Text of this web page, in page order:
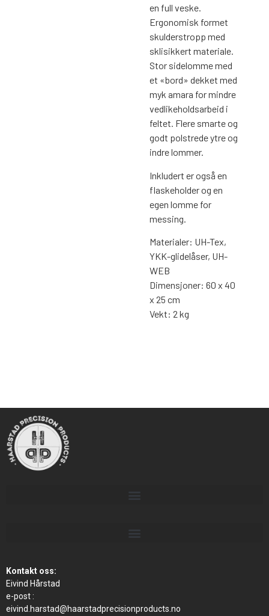
en full veske.
Ergonomisk formet
skulderstropp med
sklisikkert materiale.
Stor sidelomme med
et «bord» dekket med
myk amara for mindre
vedlikeholdsarbeid i
feltet. Flere smarte og
godt polstrede ytre og
indre lommer.
Inkludert er også en
flaskeholder og en
egen lomme for
messing.
Materialer: UH-Tex,
YKK-glidelåser, UH-
WEB
Dimensjoner: 60 x 40
x 25 cm
Vekt: 2 kg
Kontakt oss:
Eivind Hårstad
e-post :
eivind.harstad@haarstadprecisionproducts.no